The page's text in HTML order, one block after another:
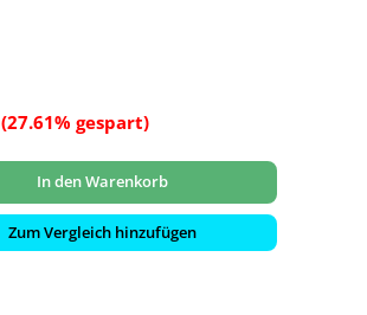
(27.61% gespart)
In den Warenkorb
Zum Vergleich hinzufügen